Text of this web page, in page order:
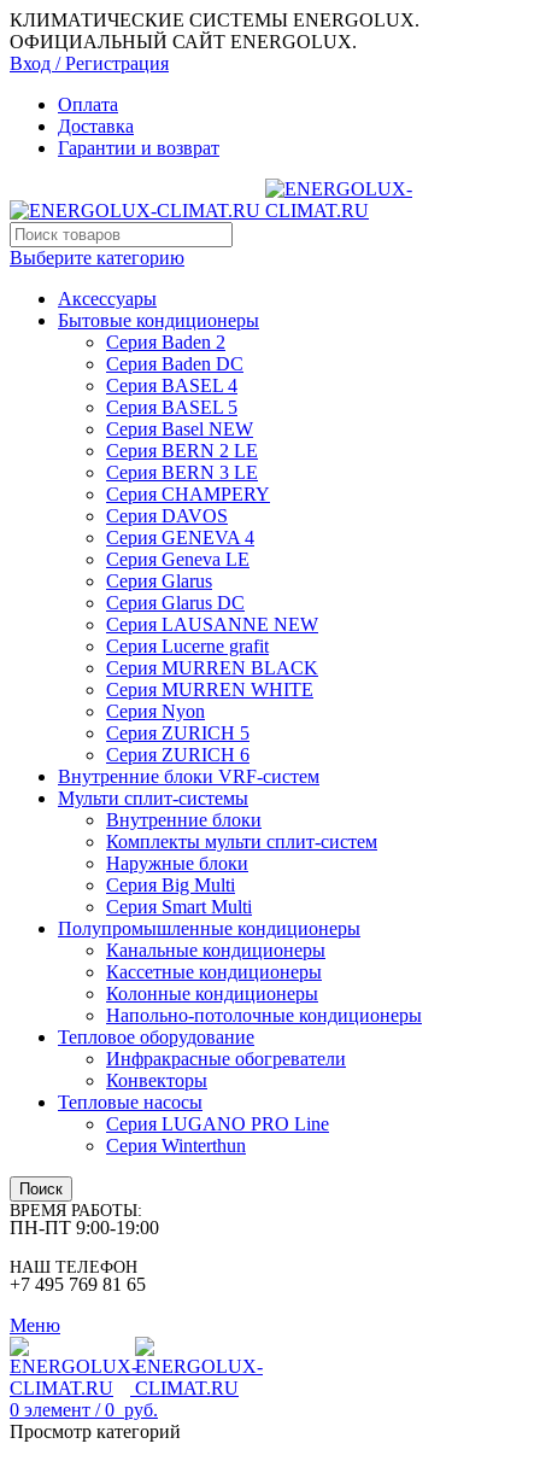
КЛИМАТИЧЕСКИЕ СИСТЕМЫ ENERGOLUX.
ОФИЦИАЛЬНЫЙ САЙТ ENERGOLUX.
Вход / Регистрация
Оплата
Доставка
Гарантии и возврат
Выберите категорию
Аксессуары
Бытовые кондиционеры
Серия Baden 2
Серия Baden DC
Серия BASEL 4
Серия BASEL 5
Серия Basel NEW
Серия BERN 2 LE
Серия BERN 3 LE
Серия CHAMPERY
Серия DAVOS
Серия GENEVA 4
Серия Geneva LE
Серия Glarus
Серия Glarus DC
Серия LAUSANNE NEW
Серия Lucerne grafit
Серия MURREN BLACK
Серия MURREN WHITE
Серия Nyon
Серия ZURICH 5
Серия ZURICH 6
Внутренние блоки VRF-систем
Мульти сплит-системы
Внутренние блоки
Комплекты мульти сплит-систем
Наружные блоки
Серия Big Multi
Серия Smart Multi
Полупромышленные кондиционеры
Канальные кондиционеры
Кассетные кондиционеры
Колонные кондиционеры
Напольно-потолочные кондиционеры
Тепловое оборудование
Инфракрасные обогреватели
Конвекторы
Тепловые насосы
Серия LUGANO PRO Line
Серия Winterthun
Поиск
ВРЕМЯ РАБОТЫ:
ПН-ПТ 9:00-19:00
НАШ ТЕЛЕФОН
+7 495 769 81 65
Меню
0 элемент / 0 руб.
Просмотр категорий